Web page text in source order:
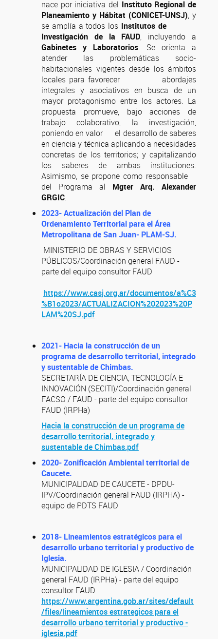
nace por iniciativa del Instituto Regional de
Planeamiento y Hábitat (CONICET-UNSJ), y
se amplía a todos los Institutos de
Investigación de la FAUD, incluyendo a
Gabinetes y Laboratorios. Se orienta a
atender las problemáticas socio-
habitacionales vigentes desde los ámbitos
locales para favorecer abordajes
integrales y asociativos en busca de un
mayor protagonismo entre los actores. La
propuesta promueve, bajo acciones de
trabajo colaborativo, la investigación,
poniendo en valor el desarrollo de saberes
en ciencia y técnica aplicando a necesidades
concretas de los territorios; y capitalizando
los saberes de ambas instituciones.
Asimismo, se propone como responsable
del Programa al Mgter Arq. Alexander
GRGIC.
2023- Actualización del Plan de
Ordenamiento Territorial para el Área
Metropolitana de San Juan- PLAM-SJ.
MINISTERIO DE OBRAS Y SERVICIOS
PÚBLICOS/Coordinación general FAUD -
parte del equipo consultor FAUD
https://www.casj.org.ar/documentos/a%C3
%B1o2023/ACTUALIZACION%202023%20P
LAM%20SJ.pdf
2021- Hacia la construcción de un
programa de desarrollo territorial, integrado
y sustentable de Chimbas.
SECRETARÍA DE CIENCIA, TECNOLOGÍA E
INNOVACIÓN (SECITI)/Coordinación general
FACSO / FAUD - parte del equipo consultor
FAUD (IRPHa)
Hacia la construcción de un programa de
desarrollo territorial, integrado y
sustentable de Chimbas.pdf
2020- Zonificación Ambiental territorial de
Caucete.
MUNICIPALIDAD DE CAUCETE - DPDU-
IPV/Coordinación general FAUD (IRPHA) -
equipo de PDTS FAUD
2018- Lineamientos estratégicos para el
desarrollo urbano territorial y productivo de
Iglesia.
MUNICIPALIDAD DE IGLESIA / Coordinación
general FAUD (IRPHa) - parte del equipo
consultor FAUD
https://www.argentina.gob.ar/sites/default
/files/lineamientos estrategicos para el
desarrollo urbano territorial y productivo -
iglesia.pdf